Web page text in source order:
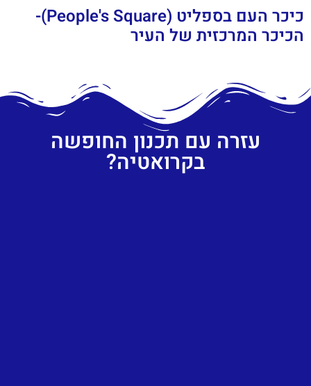
כיכר העם בספליט (People's Square)-
הכיכר המרכזית של העיר
עזרה עם תכנון החופשה
בקרואטיה?